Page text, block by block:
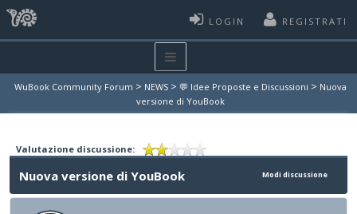
LOGIN REGISTRATI
WuBook Community Forum > NEWS > 💬 Idee Proposte e Discussioni > Nuova
versione di YouBook
Valutazione discussione:
Modi discussione
Nuova versione di YouBook